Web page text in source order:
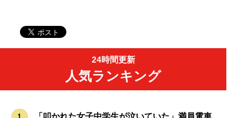
24時間更新
人気ランキング